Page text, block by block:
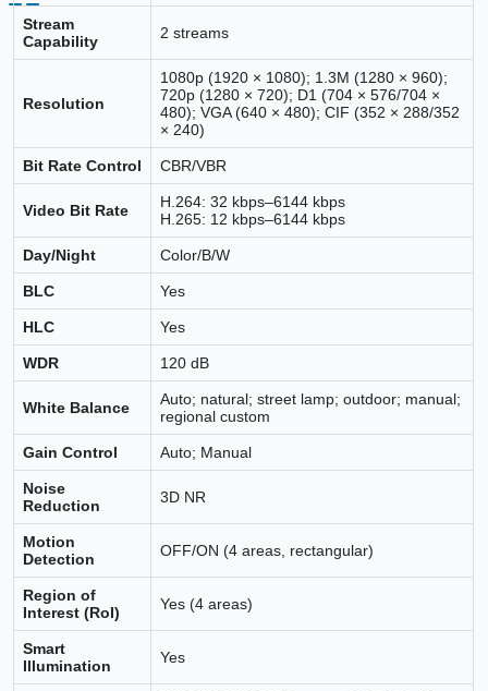
Stream
Capability
2 streams
Resolution
1080p (1920 × 1080); 1.3M (1280 × 960);
720p (1280 × 720); D1 (704 × 576/704 ×
480); VGA (640 × 480); CIF (352 × 288/352
× 240)
Bit Rate Control CBR/VBR
Video Bit Rate
H.264: 32 kbps–6144 kbps
H.265: 12 kbps–6144 kbps
Day/Night Color/B/W
BLC Yes
HLC Yes
WDR 120 dB
White Balance
Auto; natural; street lamp; outdoor; manual;
regional custom
Gain Control Auto; Manual
Noise
Reduction
3D NR
Motion
Detection
OFF/ON (4 areas, rectangular)
Region of
Interest (RoI)
Yes (4 areas)
Smart
Illumination
Yes